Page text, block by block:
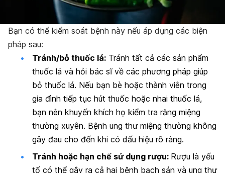
Bạn có thể kiểm soát bệnh này nếu áp dụng các biện
pháp sau:
Tránh/bỏ thuốc lá: Tránh tất cả các sản phẩm
thuốc lá và hỏi bác sĩ về các phương pháp giúp
bỏ thuốc lá. Nếu bạn bè hoặc thành viên trong
gia đình tiếp tục hút thuốc hoặc nhai thuốc lá,
bạn nên khuyến khích họ kiểm tra răng miệng
thường xuyên. Bệnh ung thư miệng thường không
gây đau cho đến khi có dấu hiệu rõ ràng.
Tránh hoặc hạn chế sử dụng rượu: Rượu là yếu
tố có thể gây ra cả hai bệnh bạch sản và ung thư